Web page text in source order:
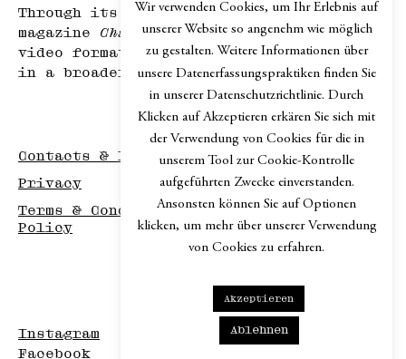
Through its print edition, the online
magazine Chapter.digital, podcast and
video formats,Chapter explores design
in a broader cultural context.
Contacts & Imprint
Privacy
Terms & Conditions / Disclaimer / Return
Policy
Instagram
Facebook
Wir verwenden Cookies, um Ihr Erlebnis auf
unserer Website so angenehm wie möglich
zu gestalten. Weitere Informationen über
unsere Datenerfassungspraktiken finden Sie
in unserer Datenschutzrichtlinie. Durch
Klicken auf Akzeptieren erkären Sie sich mit
der Verwendung von Cookies für die in
unserem Tool zur Cookie-Kontrolle
aufgeführten Zwecke einverstanden.
Ansonsten können Sie auf Optionen
klicken, um mehr über unserer Verwendung
von Cookies zu erfahren.
Akzeptieren
Ablehnen